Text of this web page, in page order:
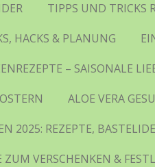
TIPPS UND TRICKS
HACKS & PLANUNG
– SAISONALE
ALOE VERA
2025: REZEPTE,
ZUM VERSCHENKEN &